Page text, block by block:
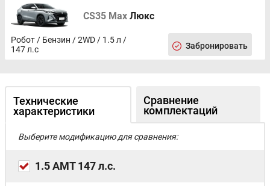
CS35 Max Люкс
Робот / Бензин / 2WD / 1.5 л /
147 л.с
Забронировать
Технические
характеристики
Сравнение
комплектаций
Выберите модификацию для сравнения:
1.5 AMT 147 л.с.